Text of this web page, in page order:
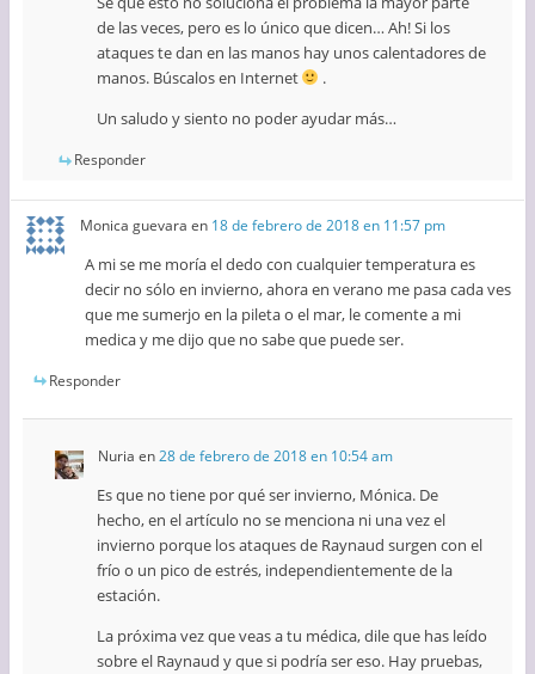
de las veces, pero es lo único que dicen… Ah! Si los
ataques te dan en las manos hay unos calentadores de
manos. Búscalos en Internet
.
Un saludo y siento no poder ayudar más…
Responder
Monica guevara en 18 de febrero de 2018 en 11:57 pm
A mi se me moría el dedo con cualquier temperatura es
decir no sólo en invierno, ahora en verano me pasa cada ves
que me sumerjo en la pileta o el mar, le comente a mi
medica y me dijo que no sabe que puede ser.
Responder
Nuria en28 de febrero de 2018 en 10:54 am
Es que no tiene por qué ser invierno, Mónica. De
hecho, en el artículo no se menciona ni una vez el
invierno porque los ataques de Raynaud surgen con el
frío o un pico de estrés, independientemente de la
estación.
La próxima vez que veas a tu médica, dile que has leído
sobre el Raynaud y que si podría ser eso. Hay pruebas,